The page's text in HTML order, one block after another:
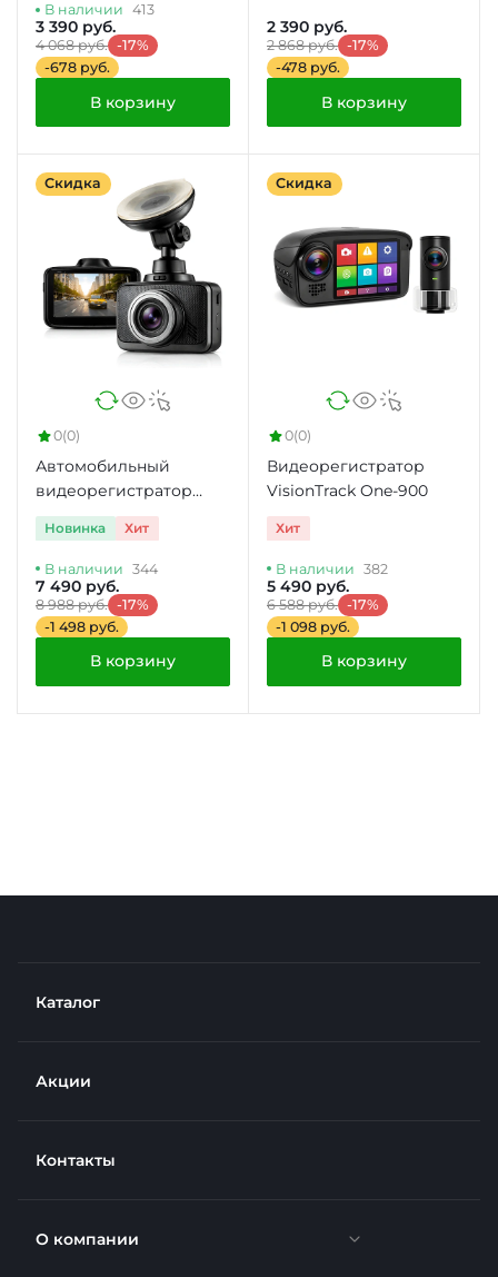
В наличии 413
3 390 руб.
4 068 руб. -17%
-678 руб.
В корзину
2 390 руб.
2 868 руб. -17%
-478 руб.
В корзину
Скидка
0(0)
Автомобильный
видеорегистратор
VisionTrack C330
Новинка Хит
В наличии 344
7 490 руб.
8 988 руб. -17%
-1 498 руб.
В корзину
Скидка
0(0)
Видеорегистратор
VisionTrack One-900
Хит
В наличии 382
5 490 руб.
6 588 руб. -17%
-1 098 руб.
В корзину
Каталог
Акции
Контакты
О компании